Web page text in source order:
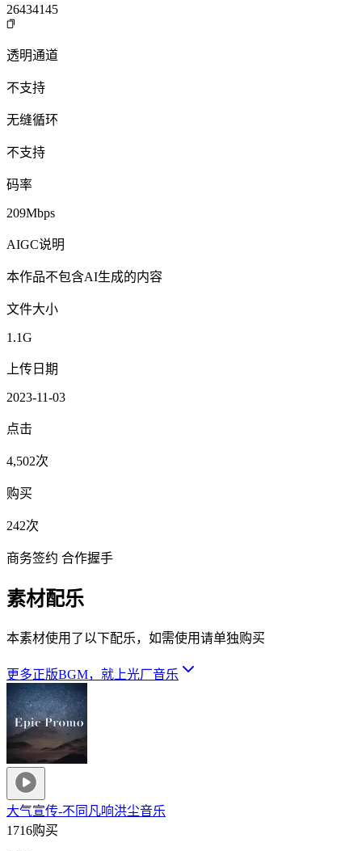
26434145
透明通道
不支持
无缝循环
不支持
码率
209Mbps
AIGC说明
本作品不包含AI生成的内容
文件大小
1.1G
上传日期
2023-11-03
点击
4,502次
购买
242次
商务签约 合作握手
素材配乐
本素材使用了以下配乐，如需使用请单独购买
更多正版BGM，就上光厂音乐
大气宣传-不同凡响洪尘音乐
1716购买